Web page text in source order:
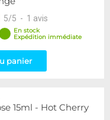
5/5 - 1 avis
En stock
Expédition immédiate
panier
15ml - Hot Cherry